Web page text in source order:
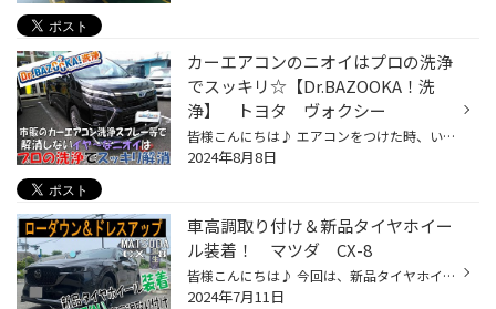
カーエアコンのニオイはプロの洗浄
でスッキリ☆【Dr.BAZOOKA！洗
浄】 トヨタ ヴォクシー
皆様こんにちは♪ エアコンをつけた時、いや～なニオイが気になりませんか？ 今回はプロのカーエアコン洗浄をご紹介！ お車：ヴォクシー ～お悩み内容～ エアコンをつけた時のニオイが気になる。 自分で市販のエアコン洗浄スプレーを試したが改善しなかった。 そのニオイ『エバポレーターの汚れ』が...
2024年8月8日
車高調取り付け＆新品タイヤホイー
ル装着！ マツダ CX-8
皆様こんにちは♪ 今回は、新品タイヤホイールへ交換＆車高調取り付けのご紹介です！ お車：CX-8 ホイールはお客様の方でご用意いただいたものをお持ち込み！ タイヤと車高調は、当店でご購入いただきました！ この度はご成約、誠にありがとうございます(o*。_。)o タイヤのご紹介 商品名：ALENZA LX...
2024年7月11日